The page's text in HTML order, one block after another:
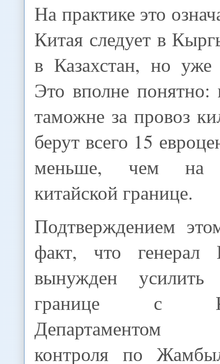
На практике это
Китая следует в
в Казахстан, но уже
Это вполне понятно:
таможне за провоз
берут всего 15
меньше, чем на
китайской границе.
Подтверждением
факт, что генерал
вынужден
границе с
Департаментом
контроля по